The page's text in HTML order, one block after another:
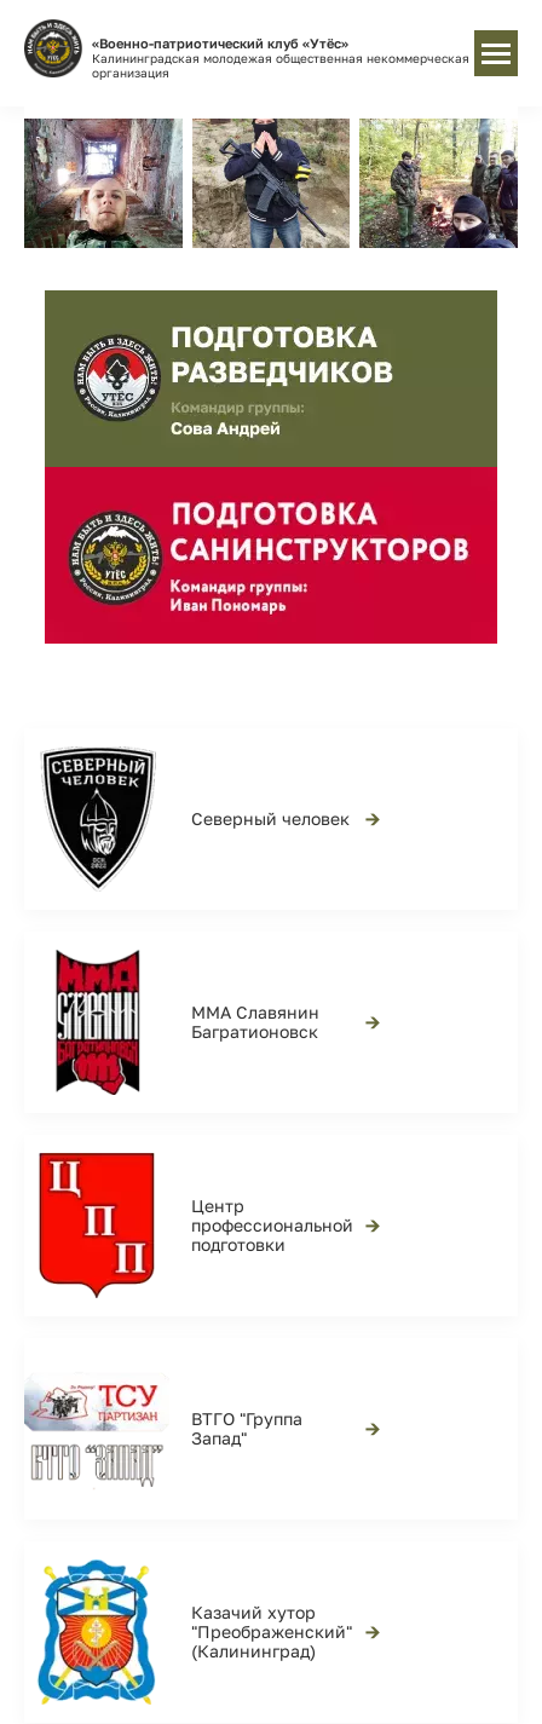
«Военно-патриотический клуб «Утёс»
Калининградская молодежая общественная некоммерческая
организация
Северный человек →
ММА Славянин
Багратионовск
→
Центр
профессиональной
подготовки
→
ВТГО "Группа
Запад"
→
Казачий хутор
"Преображенский"
(Калининград)
→